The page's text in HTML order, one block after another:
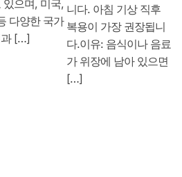
있으며, 미국,
다양한 국가
과 […]
니다. 아침 기상 직후
복용이 가장 권장됩니
다.이유: 음식이나 음료
가 위장에 남아 있으면
[…]